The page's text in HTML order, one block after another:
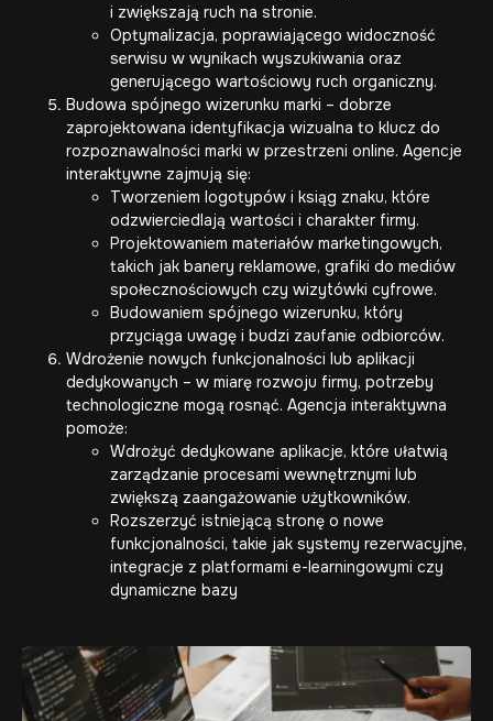
i zwiększają ruch na stronie.
Optymalizacja, poprawiającego widoczność
serwisu w wynikach wyszukiwania oraz
generującego wartościowy ruch organiczny.
Budowa spójnego wizerunku marki – dobrze
zaprojektowana identyfikacja wizualna to klucz do
rozpoznawalności marki w przestrzeni online. Agencje
interaktywne zajmują się:
Tworzeniem logotypów i ksiąg znaku, które
odzwierciedlają wartości i charakter firmy.
Projektowaniem materiałów marketingowych,
takich jak banery reklamowe, grafiki do mediów
społecznościowych czy wizytówki cyfrowe.
Budowaniem spójnego wizerunku, który
przyciąga uwagę i budzi zaufanie odbiorców.
Wdrożenie nowych funkcjonalności lub aplikacji
dedykowanych – w miarę rozwoju firmy, potrzeby
technologiczne mogą rosnąć. Agencja interaktywna
pomoże:
Wdrożyć dedykowane aplikacje, które ułatwią
zarządzanie procesami wewnętrznymi lub
zwiększą zaangażowanie użytkowników.
Rozszerzyć istniejącą stronę o nowe
funkcjonalności, takie jak systemy rezerwacyjne,
integracje z platformami e-learningowymi czy
dynamiczne bazy